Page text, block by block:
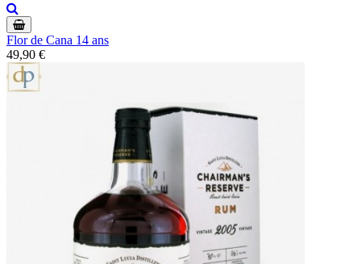
Flor de Cana 14 ans
49,90 €